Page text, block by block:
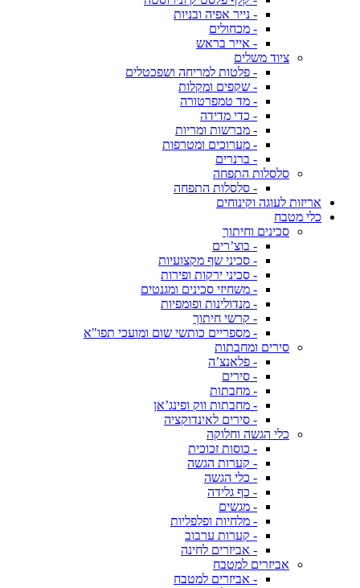
- נייר אפיה ובניות
- מכחולים
- אייר בראש
ציוד משלים
- פלטות למריחה ושפכטלים
- שקפים ומקלות
- מד טמפרטורה
- כדי מדידה
- מברשות ומריות
- מערוכים ומטרפות
- ברנרים
סלסלות התפחה
- סלסלות התפחה
אריזות לעוגה וקינוחים
כלי מטבח
סכינים וחיתוך
- בוצ’רים
- סכיני שף מקצועיות
- סכיני ירקות ופירות
- משחיזי סכינים ומגנטים
- מנדולינות ופומפיות
- קרשי חיתוך
- מספריים כותשי שום ומועכי תפו"א
סירים ומחבתות
- פלאנצ’ה
- סירים
- מחבתות
- מחבתות ווק ופינג’אן
- סירים לאינדוקציה
כלי הגשה וחלוקה
- כוסות זכוכית
- קערות הגשה
- כלי הגשה
- כף גלידה
- מגשים
- מלחיות ופלפליות
- קערות ערבוב
- אביזרים לחינה
אביזרים למטבח
- אביזרים למטבח